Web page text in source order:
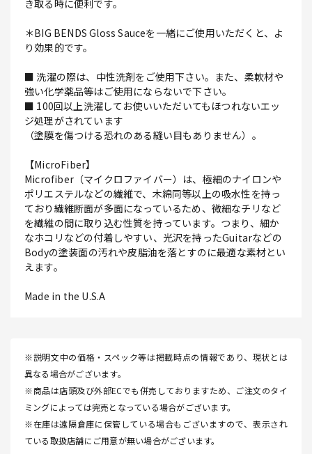
き取る時に便利です。
＊BIG BENDS Gloss Sauceを一緒にご使用いただくと、よ
り効果的です。
■ 洗濯の際は、中性洗剤をご使用下さい。また、柔軟材や
強い化学薬品等はご使用にならないで下さい。
■ 100回以上洗濯してお使いいただいてもほつれないエッ
ジ処理がされています
（塗膜を傷つける恐れのある縫い目もありません）。
【MicroFiber】
Microfiber（マイクロファイバー）は、極細のナイロンや
ポリエステルなどの繊維で、木綿同等以上の吸水性を持っ
ており繊維断面が多面になっているため、微細なチリなど
を繊維の間に取り込む性質を持っています。つまり、細か
なホコリなどの付着しやすい、光沢を持ったGuitarなどの
Bodyの塗装面の汚れや皮脂油を落とすのに最適な素材とい
えます。
Made in the U.S.A
※説明文中の価格・スペック等は掲載時点の情報であり、現状とは
異なる場合がございます。
※商品は店頭及び外部ECでも併売しておりますため、ご注文のタイ
ミングによっては完売となっている場合がございます。
※在庫は遠隔倉庫に保管している場合もございますので、表示され
ている取扱店舗にご用意が無い場合がございます。